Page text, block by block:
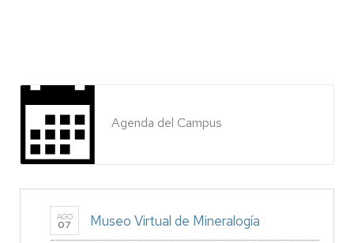
Agenda del Campus
AGO
07 Museo Virtual de Mineralogía